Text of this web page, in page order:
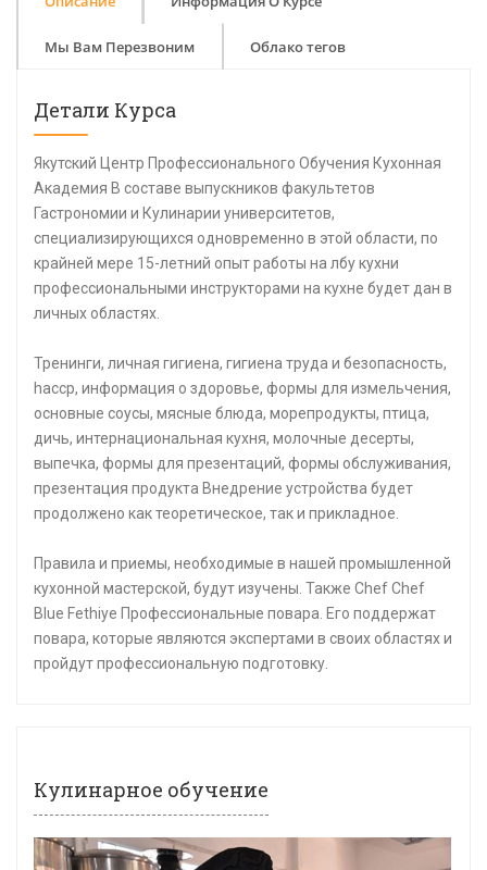
Мы Вам Перезвоним Облако тегов
Детали Курса
Якутский Центр Профессионального Обучения Кухонная
Академия В составе выпускников факультетов
Гастрономии и Кулинарии университетов,
специализирующихся одновременно в этой области, по
крайней мере 15-летний опыт работы на лбу кухни
профессиональными инструкторами на кухне будет дан в
личных областях.
Тренинги, личная гигиена, гигиена труда и безопасность,
haccp, информация о здоровье, формы для измельчения,
основные соусы, мясные блюда, морепродукты, птица,
дичь, интернациональная кухня, молочные десерты,
выпечка, формы для презентаций, формы обслуживания,
презентация продукта Внедрение устройства будет
продолжено как теоретическое, так и прикладное.
Правила и приемы, необходимые в нашей промышленной
кухонной мастерской, будут изучены. Также Chef Chef
Blue Fethiye Профессиональные повара. Его поддержат
повара, которые являются экспертами в своих областях и
пройдут профессиональную подготовку.
Кулинарное обучение